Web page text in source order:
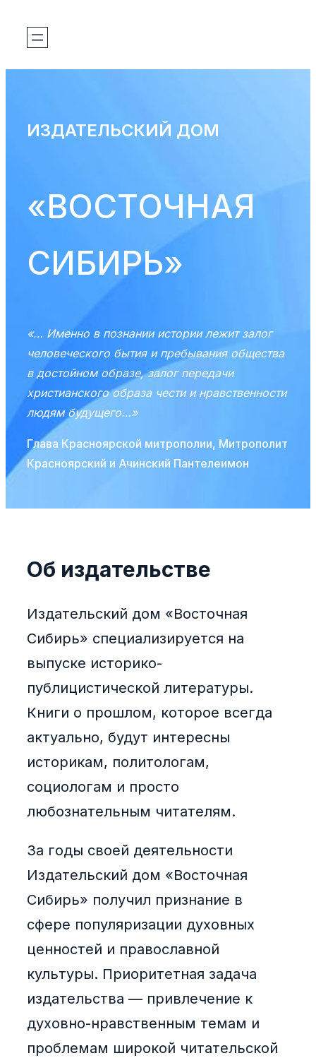
содержимому
ИЗДАТЕЛЬСКИЙ ДОМ
«ВОСТОЧНАЯ
СИБИРЬ»
«… Именно в познании истории лежит залог
человеческого бытия и пребывания общества
в достойном образе, залог передачи
христианского образа чести и нравственности
людям будущего…»
Глава Красноярской митрополии, Митрополит
Красноярский и Ачинский Пантелеимон
Об издательстве
Издательский дом «Восточная
Сибирь» специализируется на
выпуске историко-
публицистической литературы.
Книги о прошлом, которое всегда
актуально, будут интересны
историкам, политологам,
социологам и просто
любознательным читателям.
За годы своей деятельности
Издательский дом «Восточная
Сибирь» получил признание в
сфере популяризации духовных
ценностей и православной
культуры. Приоритетная задача
издательства — привлечение к
духовно-нравственным темам и
проблемам широкой читательской